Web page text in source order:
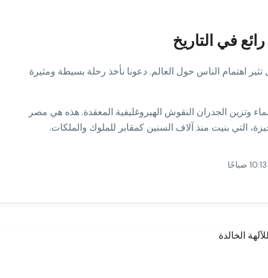
في التاريخ
اهتمام الناس حول العالم. دعونا نأخذ رحلة بسيطة ومثيرة
وتزين الجدران النقوش الهيروغليفية المعقدة. هذه هي مصر
التي بنيت منذ آلاف السنين كمقابر للملوك والملكات.